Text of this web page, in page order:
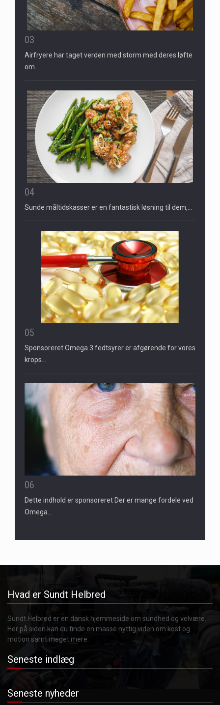
03
Airfryere har taget verden med storm med deres løfte
om…
04
Sunde måltidskasser er en fantastisk løsning til dem,…
05
Sponsoreret Omega 3 fedtsyrer er afgørende for vores
krops…
06
Dette indhold er sponsoreret Der er mange fordele ved
Omega…
Hvad er Sundt Helbred
Sundt Helbred er en dansk hjemmeside om sundhed og velvære.
Her på siden kan du finde en masse nyttig viden om kost og
motion samt meget mere.
Seneste indlæg
Seneste nyheder